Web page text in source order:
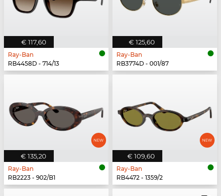
€ 117,60
Ray-Ban
RB4458D - 714/13
€ 125,60
Ray-Ban
RB3774D - 001/87
€ 135,20
Ray-Ban
RB2223 - 902/B1
€ 109,60
Ray-Ban
RB4472 - 1359/2